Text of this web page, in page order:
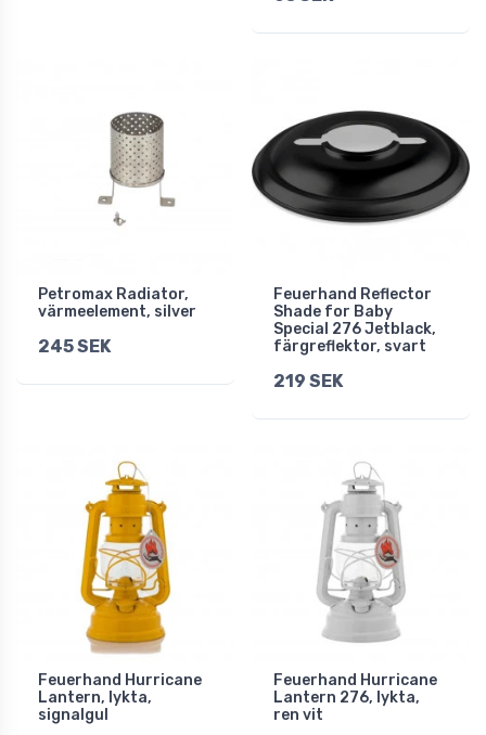
Petromax Radiator,
värmeelement, silver
245 SEK
Feuerhand Reflector
Shade for Baby
Special 276 Jetblack,
färgreflektor, svart
219 SEK
Feuerhand Hurricane
Lantern, lykta,
signalgul
Feuerhand Hurricane
Lantern 276, lykta,
ren vit